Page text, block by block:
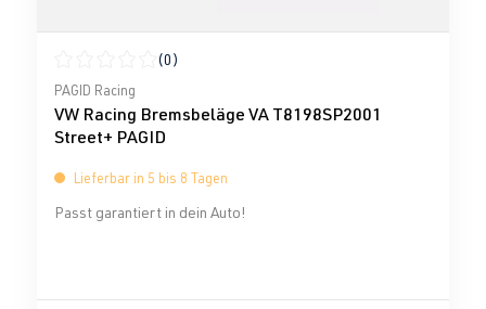
Durchschnittliche Bewertung von 0 von 5 Sternen
(0)
PAGID Racing
VW Racing Bremsbeläge VA T8198SP2001
Street+ PAGID
Lieferbar in 5 bis 8 Tagen
Passt garantiert in dein Auto!